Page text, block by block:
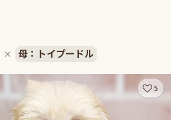
× 母：トイプードル
5